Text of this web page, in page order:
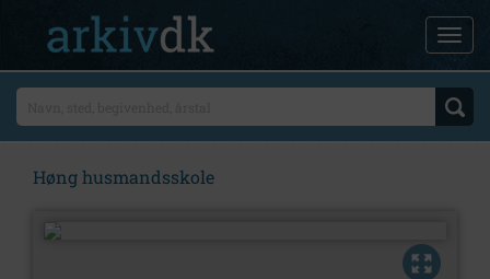
Høng husmandsskole